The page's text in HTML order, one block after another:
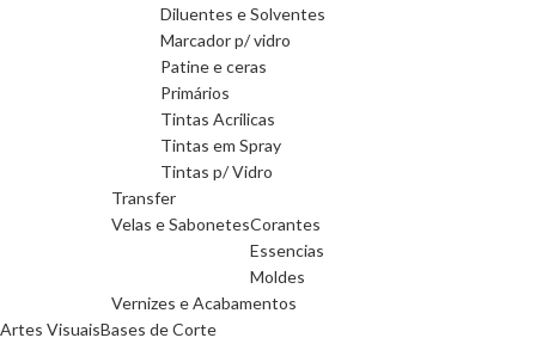
Diluentes e Solventes
Marcador p/ vidro
Patine e ceras
Primários
Tintas Acrilicas
Tintas em Spray
Tintas p/ Vidro
Transfer
Velas e SabonetesCorantes
Essencias
Moldes
Vernizes e Acabamentos
Artes VisuaisBases de Corte